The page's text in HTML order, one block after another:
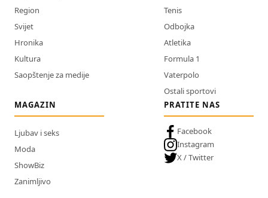
Region
Svijet
Hronika
Kultura
Saopštenje za medije
Tenis
Odbojka
Atletika
Formula 1
Vaterpolo
Ostali sportovi
MAGAZIN
Ljubav i seks
Moda
ShowBiz
Zanimljivo
PRATITE NAS
Facebook
Instagram
X / Twitter